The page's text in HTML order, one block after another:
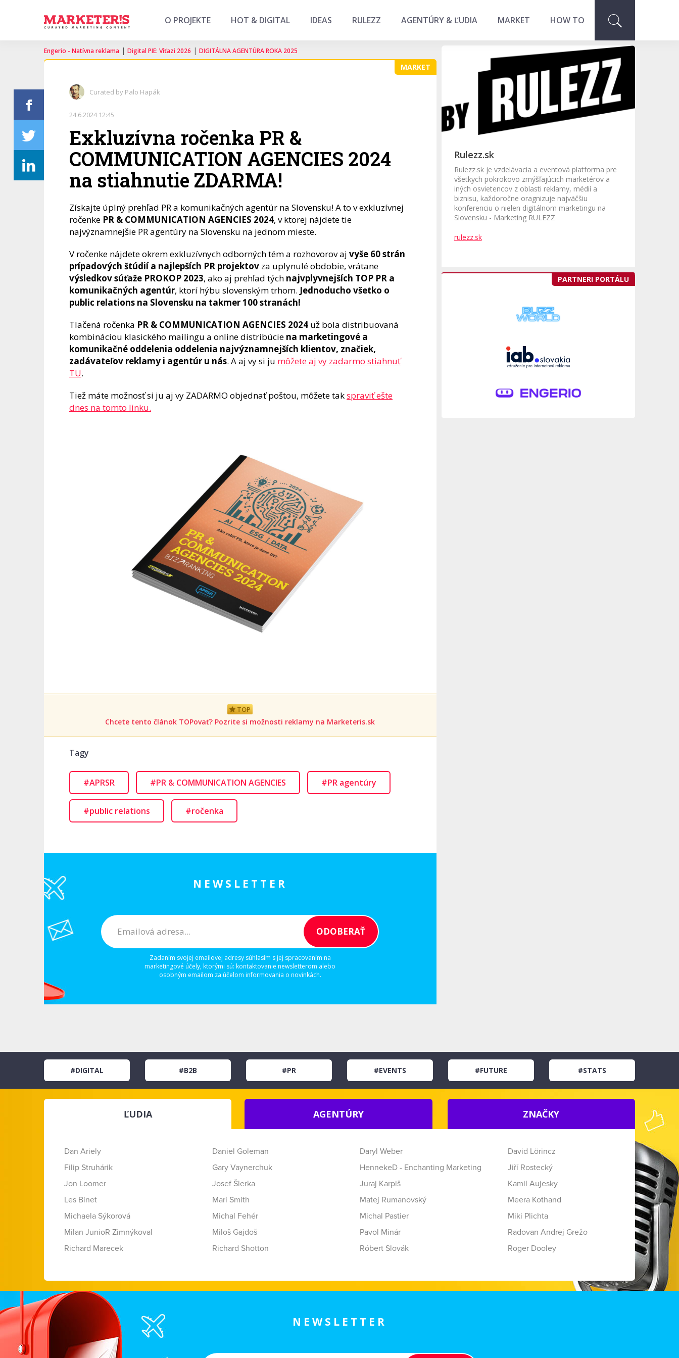
O PROJEKTE HOT & DIGITAL IDEAS RULEZZ AGENTÚRY & ĽUDIA MARKET HOW TO
Engerio - Natívna reklama | Digital PIE: Víťazi 2026 | DIGITÁLNA AGENTÚRA ROKA 2025
MARKET
Curated by Palo Hapák
24.6.2024 12:45
Exkluzívna ročenka PR &
COMMUNICATION AGENCIES 2024
na stiahnutie ZDARMA!
Získajte úplný prehľad PR a komunikačných agentúr na Slovensku! A to v exkluzívnej
ročenke PR & COMMUNICATION AGENCIES 2024, v ktorej nájdete tie
najvýznamnejšie PR agentúry na Slovensku na jednom mieste.
V ročenke nájdete okrem exkluzívnych odborných tém a rozhovorov aj vyše 60 strán
prípadových štúdií a najlepších PR projektov za uplynulé obdobie, vrátane
výsledkov súťaže PROKOP 2023, ako aj prehľad tých najvplyvnejších TOP PR a
komunikačných agentúr, ktorí hýbu slovenským trhom. Jednoducho všetko o
public relations na Slovensku na takmer 100 stranách!
Tlačená ročenka PR & COMMUNICATION AGENCIES 2024 už bola distribuovaná
kombináciou klasického mailingu a online distribúcie na marketingové a
komunikačné oddelenia oddelenia najvýznamnejších klientov, značiek,
zadávateľov reklamy i agentúr u nás. A aj vy si ju môžete aj vy zadarmo stiahnuť
TU.
Tiež máte možnosť si ju aj vy ZADARMO objednať poštou, môžete takspraviť ešte
dnes na tomto linku.
TOP
Chcete tento článok TOPovať? Pozrite si možnosti reklamy na Marketeris.sk
Tagy
#APRSR #PR & COMMUNICATION AGENCIES #PR agentúry
#public relations #ročenka
NEWSLETTER
Zadaním svojej emailovej adresy súhlasím s jej spracovaním na
marketingové účely, ktorými sú: kontaktovanie newsletterom alebo
osobným emailom za účelom informovania o novinkách.
Rulezz.sk
Rulezz.sk je vzdelávacia a eventová platforma pre
všetkych pokrokovo zmýšľajúcich marketérov a
iných osvietencov z oblasti reklamy, médií a
biznisu, každoročne oragnizuje najväčšiu
konferenciu o nielen digitálnom marketingu na
Slovensku - Marketing RULEZZ
rulezz.sk
PARTNERI PORTÁLU
#DIGITAL #B2B #PR #EVENTS #FUTURE #STATS
ĽUDIA AGENTÚRY ZNAČKY
Dan Ariely Daniel Goleman Daryl Weber
David Lörincz
Filip Struhárik
Gary Vaynerchuk HennekeD - Enchanting Marketing
Jiří Rostecký
Jon Loomer
Josef Šlerka Juraj Karpiš
Kamil Aujesky
Les Binet
Mari Smith Matej Rumanovský
Meera Kothand
Michaela Sýkorová
Michal Fehér Michal Pastier
Miki Plichta
Milan JunioR Zimnýkoval
Miloš Gajdoš Pavol Minár
Radovan Andrej Grežo
Richard Marecek
Richard Shotton Róbert Slovák Roger Dooley
NEWSLETTER